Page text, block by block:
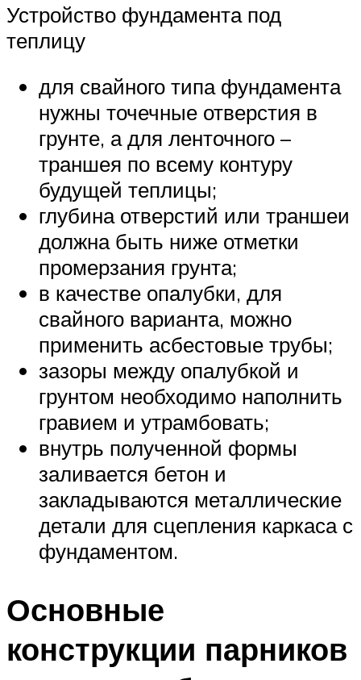
Устройство фундамента под
теплицу
для свайного типа фундамента
нужны точечные отверстия в
грунте, а для ленточного –
траншея по всему контуру
будущей теплицы;
глубина отверстий или траншеи
должна быть ниже отметки
промерзания грунта;
в качестве опалубки, для
свайного варианта, можно
применить асбестовые трубы;
зазоры между опалубкой и
грунтом необходимо наполнить
гравием и утрамбовать;
внутрь полученной формы
заливается бетон и
закладываются металлические
детали для сцепления каркаса с
фундаментом.
Основные
конструкции парников